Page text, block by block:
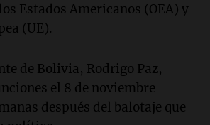
Estados Americanos (OEA) y
(UE).
de Bolivia, Rodrigo Paz,
el 8 de noviembre
después del balotaje que